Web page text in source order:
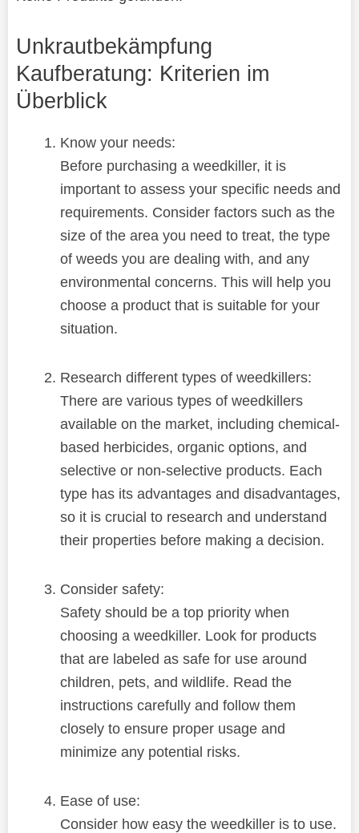
Unkrautbekämpfung
Kaufberatung: Kriterien im
Überblick
Know your needs:
Before purchasing a weedkiller, it is
important to assess your specific needs and
requirements. Consider factors such as the
size of the area you need to treat, the type
of weeds you are dealing with, and any
environmental concerns. This will help you
choose a product that is suitable for your
situation.
Research different types of weedkillers:
There are various types of weedkillers
available on the market, including chemical-
based herbicides, organic options, and
selective or non-selective products. Each
type has its advantages and disadvantages,
so it is crucial to research and understand
their properties before making a decision.
Consider safety:
Safety should be a top priority when
choosing a weedkiller. Look for products
that are labeled as safe for use around
children, pets, and wildlife. Read the
instructions carefully and follow them
closely to ensure proper usage and
minimize any potential risks.
Ease of use:
Consider how easy the weedkiller is to use.